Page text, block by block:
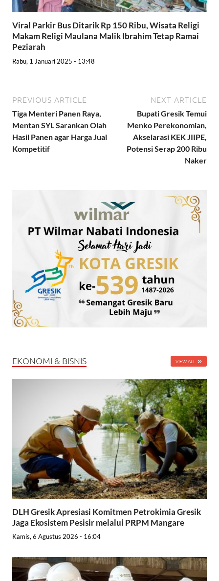
Viral Parkir Bus Ditarik Rp 150 Ribu, Wisata Religi
Makam Religi Maulana Malik Ibrahim Tetap Ramai
Peziarah
Rabu, 1 Januari 2025 - 13:48
PREVIOUS ARTICLE
Tiga Menteri Panen Raya,
Mentan SYL Sarankan Olah
Hasil Panen agar Harga Jual
Kompetitif
NEXT ARTICLE
Bupati Gresik Temui
Menko Perekonomian,
Akselarasi KEK JIIPE,
Potensi Serap 200 Ribu
Naker
EKONOMI & BISNIS VIEW ALL
DLH Gresik Apresiasi Komitmen Petrokimia Gresik
Jaga Ekosistem Pesisir melalui PRPM Mangare
Kamis, 6 Agustus 2026 - 16:04